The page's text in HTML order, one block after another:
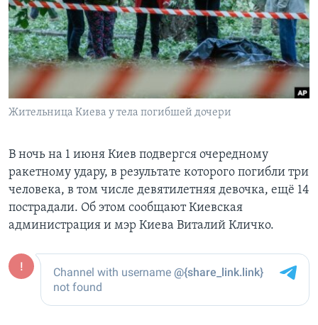
Learning English
СОЦИАЛЬНЫЕ СЕТИ
Жительница Киева у тела погибшей дочери
В ночь на 1 июня Киев подвергся очередному
ракетному удару, в результате которого погибли три
человека, в том числе девятилетняя девочка, ещё 14
пострадали. Об этом сообщают Киевская
администрация и мэр Киева Виталий Кличко.